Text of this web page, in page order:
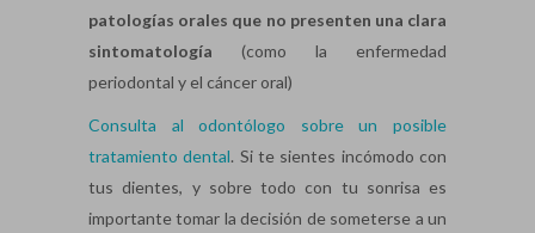
patologías orales que no presenten una clara
sintomatología (como la enfermedad
periodontal y el cáncer oral)
Consulta al odontólogo sobre un posible
tratamiento dental. Si te sientes incómodo con
tus dientes, y sobre todo con tu sonrisa es
importante tomar la decisión de someterse a un